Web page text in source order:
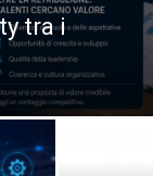
tra i